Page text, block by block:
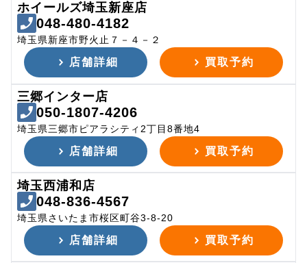
ホイールズ埼玉新座店
048-480-4182
埼玉県新座市野火止７－４－２
店舗詳細 買取予約
三郷インター店
050-1807-4206
埼玉県三郷市ピアラシティ2丁目8番地4
店舗詳細 買取予約
埼玉西浦和店
048-836-4567
埼玉県さいたま市桜区町谷3-8-20
店舗詳細 買取予約